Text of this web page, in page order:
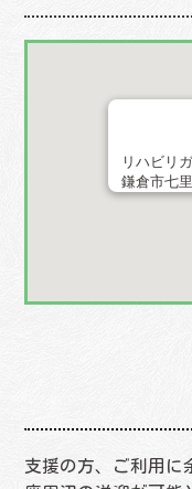
リハビリ
鎌倉市七
支援の方、ご利用に